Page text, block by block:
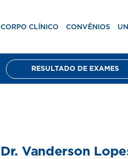
CORPO CLÍNICO CONVÊNIOS
RESULTADO DE EXAMES
Dr. Vanderson